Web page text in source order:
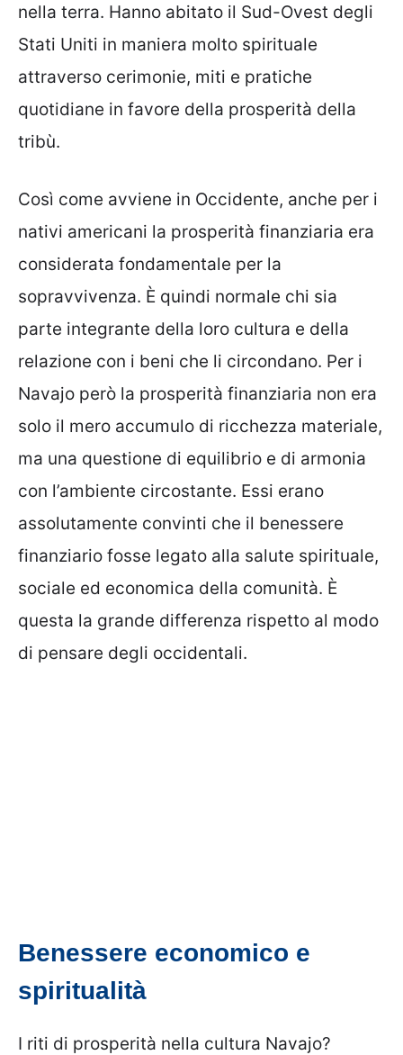
nella terra. Hanno abitato il Sud-Ovest degli
Stati Uniti in maniera molto spirituale
attraverso cerimonie, miti e pratiche
quotidiane in favore della prosperità della
tribù.
Così come avviene in Occidente, anche per i
nativi americani la prosperità finanziaria era
considerata fondamentale per la
sopravvivenza. È quindi normale chi sia
parte integrante della loro cultura e della
relazione con i beni che li circondano. Per i
Navajo però la prosperità finanziaria non era
solo il mero accumulo di ricchezza materiale,
ma una questione di equilibrio e di armonia
con l’ambiente circostante. Essi erano
assolutamente convinti che il benessere
finanziario fosse legato alla salute spirituale,
sociale ed economica della comunità. È
questa la grande differenza rispetto al modo
di pensare degli occidentali.
Benessere economico e
spiritualità
I riti di prosperità nella cultura Navajo?